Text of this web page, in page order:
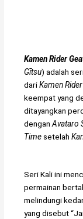
Kamen Rider
Gītsu) adalah
dariKamen Rider
keempat yang
ditayangkan
denganAvataro
Time setelah
Seri Kali ini
permainan
melindungi
yang disebut